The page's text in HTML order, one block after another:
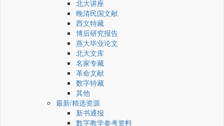
北大讲座
晚清民国文献
西文特藏
博后研究报告
燕大毕业论文
北大文库
名家专藏
革命文献
数字特藏
其他
最新/精选资源
新书通报
数字教学参考资料